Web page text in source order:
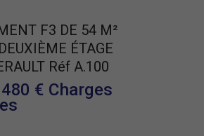
F3 DE 54 M²
ÉTAGE
Réf A.100
480 € Charges